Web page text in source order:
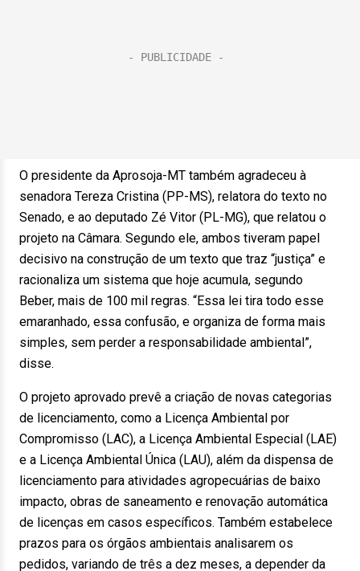
O presidente da Aprosoja-MT também agradeceu à
senadora Tereza Cristina (PP-MS), relatora do texto no
Senado, e ao deputado Zé Vitor (PL-MG), que relatou o
projeto na Câmara. Segundo ele, ambos tiveram papel
decisivo na construção de um texto que traz “justiça” e
racionaliza um sistema que hoje acumula, segundo
Beber, mais de 100 mil regras. “Essa lei tira todo esse
emaranhado, essa confusão, e organiza de forma mais
simples, sem perder a responsabilidade ambiental”,
disse.
O projeto aprovado prevê a criação de novas categorias
de licenciamento, como a Licença Ambiental por
Compromisso (LAC), a Licença Ambiental Especial (LAE)
e a Licença Ambiental Única (LAU), além da dispensa de
licenciamento para atividades agropecuárias de baixo
impacto, obras de saneamento e renovação automática
de licenças em casos específicos. Também estabelece
prazos para os órgãos ambientais analisarem os
pedidos, variando de três a dez meses, a depender da